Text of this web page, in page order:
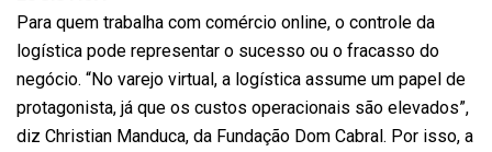
Para quem trabalha com comércio online, o controle da
logística pode representar o sucesso ou o fracasso do
negócio. “No varejo virtual, a logística assume um papel de
protagonista, já que os custos operacionais são elevados”,
diz Christian Manduca, da Fundação Dom Cabral. Por isso, a